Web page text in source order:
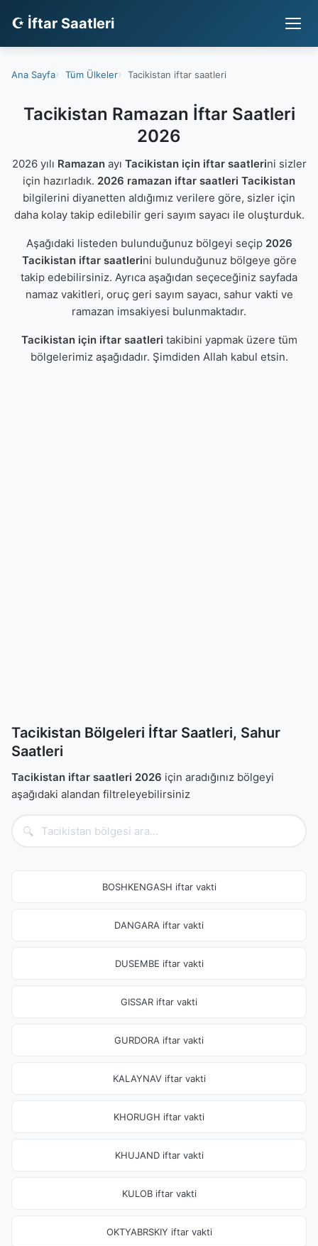
☪ İftar Saatleri
Ana Sayfa Tüm Ülkeler Tacikistan iftar saatleri
Tacikistan Ramazan İftar Saatleri
2026
2026 yılı Ramazanayı Tacikistan için iftar saatlerini sizler
için hazırladık. 2026 ramazan iftar saatleri Tacikistan
bilgilerini diyanetten aldığımız verilere göre, sizler için
daha kolay takip edilebilir geri sayım sayacı ile oluşturduk.
Aşağıdaki listeden bulunduğunuz bölgeyi seçip 2026
Tacikistan iftar saatlerini bulunduğunuz bölgeye göre
takip edebilirsiniz. Ayrıca aşağıdan seçeceğiniz sayfada
namaz vakitleri, oruç geri sayım sayacı, sahur vakti ve
ramazan imsakiyesi bulunmaktadır.
Tacikistan için iftar saatleri takibini yapmak üzere tüm
bölgelerimiz aşağıdadır. Şimdiden Allah kabul etsin.
Tacikistan Bölgeleri İftar Saatleri, Sahur
Saatleri
Tacikistan iftar saatleri 2026 için aradığınız bölgeyi
aşağıdaki alandan filtreleyebilirsiniz
🔍
BOSHKENGASH iftar vakti
DANGARA iftar vakti
DUSEMBE iftar vakti
GISSAR iftar vakti
GURDORA iftar vakti
KALAYNAV iftar vakti
KHORUGH iftar vakti
KHUJAND iftar vakti
KULOB iftar vakti
OKTYABRSKIY iftar vakti